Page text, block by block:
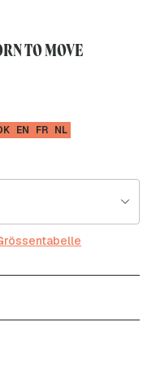
TO MOVE
EN FR NL